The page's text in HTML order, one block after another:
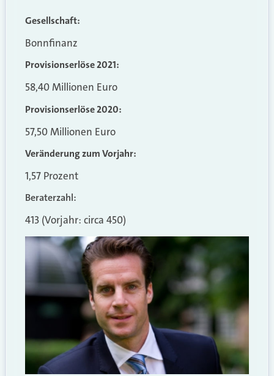
Gesellschaft:
Bonnfinanz
Provisionserlöse 2021:
58,40 Millionen Euro
Provisionserlöse 2020:
57,50 Millionen Euro
Veränderung zum Vorjahr:
1,57 Prozent
Beraterzahl:
413 (Vorjahr: circa 450)